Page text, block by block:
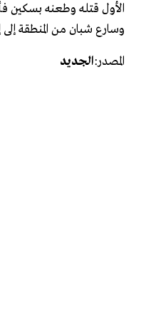
الأول قتله وطعنه بسكين
وسارع شبان من المنطقة
المصدر:الجديد